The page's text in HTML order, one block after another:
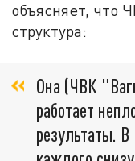
объясняет, что
структура:
Она (ЧВК
работает
результаты.